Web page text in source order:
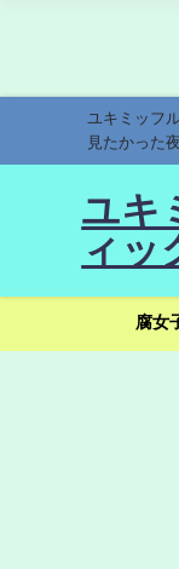
ユキミッフ
見たかった
ユキ
ィッ
腐女